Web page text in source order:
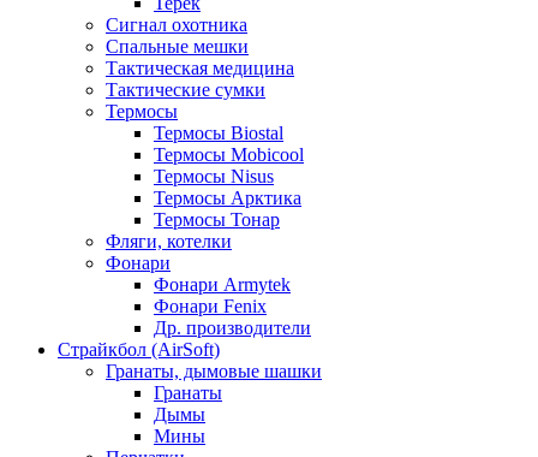
Сигнал охотника
Спальные мешки
Тактическая медицина
Тактические сумки
Термосы
Термосы Biostal
Термосы Mobicool
Термосы Nisus
Термосы Арктика
Термосы Тонар
Фляги, котелки
Фонари
Фонари Armytek
Фонари Fenix
Др. производители
Страйкбол (AirSoft)
Гранаты, дымовые шашки
Гранаты
Дымы
Мины